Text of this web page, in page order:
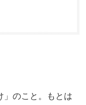
」のこと。もとは